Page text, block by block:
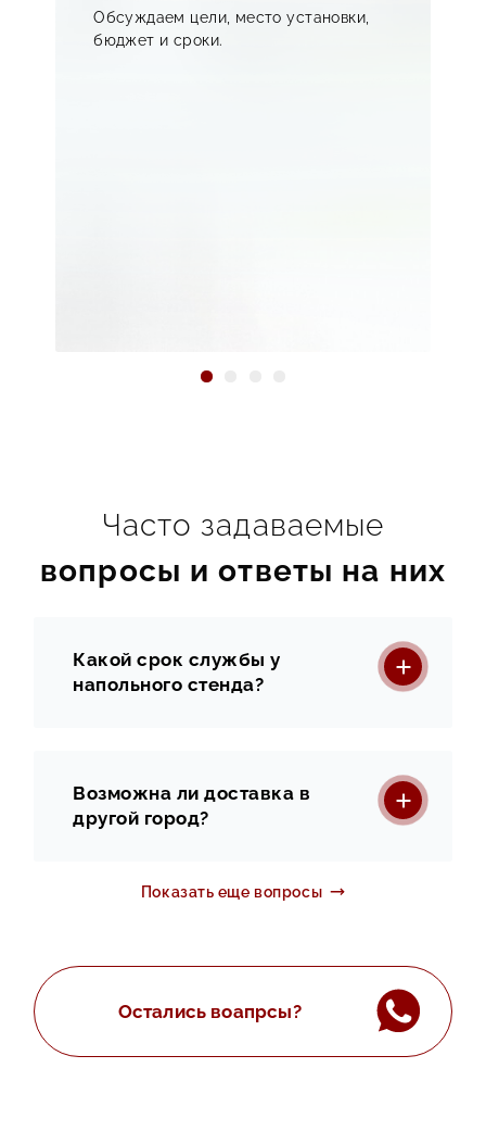
создавать напольные стенды разнообразных форм и
стилей. Чаще всего используются пластик, металл,
Обсуждаем цели, место установки,
бюджет и сроки.
Часто задаваемые
вопросы и ответы на них
Какой срок службы у
напольного стенда?
Возможна ли доставка в
другой город?
Показать еще вопросы
Остались воапрсы?